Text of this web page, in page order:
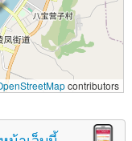
contributors